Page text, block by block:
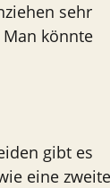
sehr
könnte
gibt es
eine zweite